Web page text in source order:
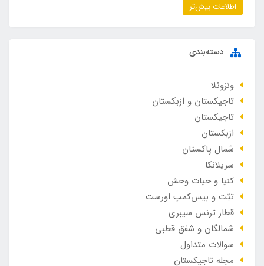
اطلاعات بیش‌تر
دسته‌بندی
ونزوئلا
تاجیکستان و ازبکستان
تاجیکستان
ازبکستان
شمال پاکستان
سریلانکا
کنیا و حیات وحش
تبّت و بیس‌کمپ اورست
قطار ترنس سیبری
شمالگان و شفق قطبی
سوالات متداول
مجله تاجیکستان